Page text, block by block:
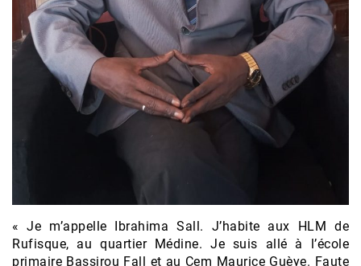
« Je m’appelle Ibrahima Sall. J’habite aux HLM de
Rufisque, au quartier Médine. Je suis allé à l’école
primaire Bassirou Fall et au Cem Maurice Guèye. Faute